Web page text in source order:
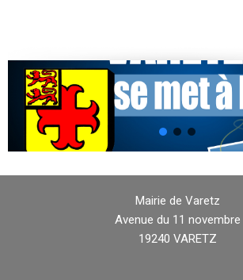
Mairie de Varetz
Avenue du 11 novembre
19240 VARETZ